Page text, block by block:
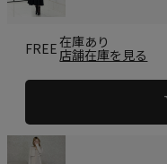
FREE在庫あり
店舗在庫を見る